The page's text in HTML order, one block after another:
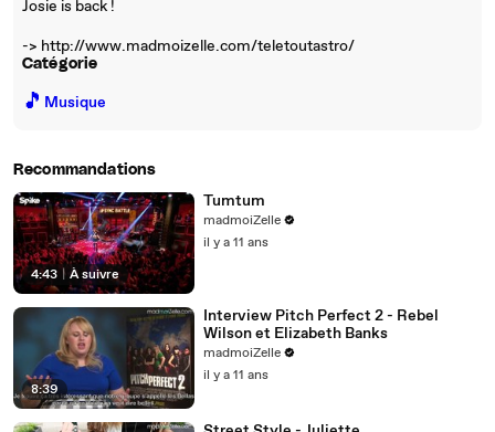
Josie is back !
-> http://www.madmoizelle.com/teletoutastro/
Catégorie
🎵 Musique
Recommandations
4:43 | À suivre
Tumtum
madmoiZelle
il y a 11 ans
8:39
Interview Pitch Perfect 2 - Rebel
Wilson et Elizabeth Banks
madmoiZelle
il y a 11 ans